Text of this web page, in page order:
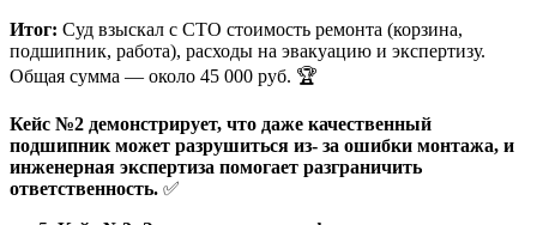
Итог: Суд взыскал с СТО стоимость ремонта (корзина,
подшипник, работа), расходы на эвакуацию и экспертизу.
Общая сумма — около 45 000 руб. 🏆
Кейс №2 демонстрирует, что даже качественный
подшипник может разрушиться из- за ошибки монтажа, и
инженерная экспертиза помогает разграничить
ответственность. ✅